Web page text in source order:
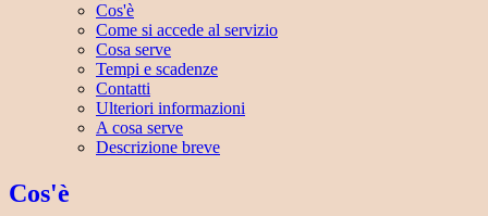
Cos'è
Come si accede al servizio
Cosa serve
Tempi e scadenze
Contatti
Ulteriori informazioni
A cosa serve
Descrizione breve
Cos'è